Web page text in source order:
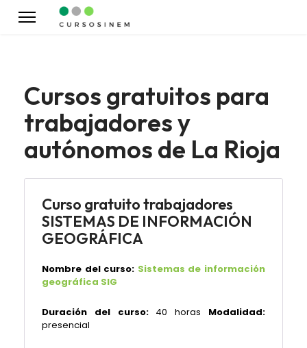
Cursos gratuitos para
trabajadores y
autónomos de La Rioja
Curso gratuito trabajadores
SISTEMAS DE INFORMACIÓN
GEOGRÁFICA
Nombre del curso: Sistemas de información
geográfica SIG
Duración del curso:40 horas Modalidad:
presencial